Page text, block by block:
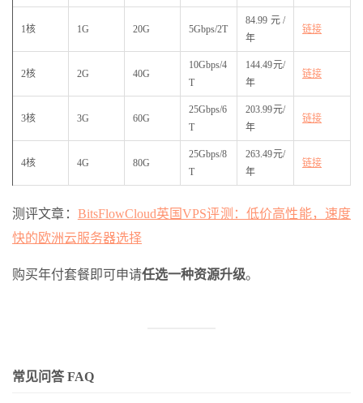
1核 1G 20G 5Gbps/2T
84.99元/
年
链接
2核 2G 40G
10Gbps/4
T
144.49元/
年
链接
3核 3G 60G
25Gbps/6
T
203.99元/
年
链接
4核 4G 80G
25Gbps/8
T
263.49元/
年
链接
测评文章： BitsFlowCloud英国VPS评测：低价高性能，速度
快的欧洲云服务器选择
购买年付套餐即可申请任选一种资源升级。
常见问答 FAQ